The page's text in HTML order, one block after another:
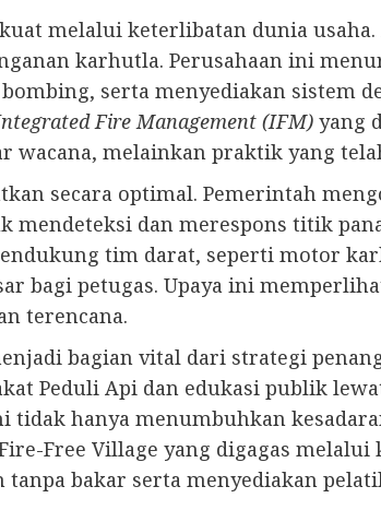
melalui keterlibatan dunia
karhutla. Perusahaan ini
serta menyediakan sistem
Fire Management (IFM) yang
wacana, melainkan praktik yang
secara optimal. Pemerintah
dan merespons titik
tim darat, seperti motor
bagi petugas. Upaya ini
terencana.
bagian vital dari strategi
Peduli Api dan edukasi publik
tidak hanya menumbuhkan
Free Village yang digagas
bakar serta menyediakan